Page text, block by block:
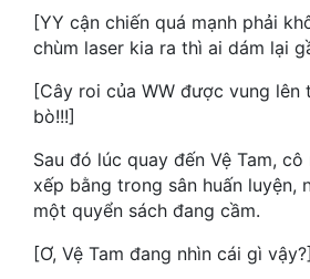
Linh Dị
Làm Giàu
Lịch Sử
Mạt Thế
[YY cận chiến quá mạnh phải
chùm laser kia ra thì ai dám lại
[Cây roi của WW được vung lên
bò!!!]
Sau đó lúc quay đến Vệ Tam,
xếp bằng trong sân huấn luyện,
một quyển sách đang cầm.
[Ơ, Vệ Tam đang nhìn cái gì vậy?]